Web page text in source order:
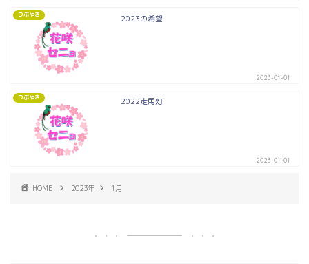
つぶやき 2023の希望
2023-01-01
つぶやき 2022走馬灯
2023-01-01
HOME 2023年 1月